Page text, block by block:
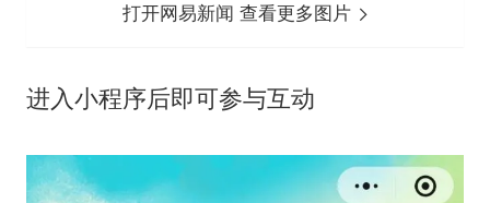
打开网易新闻 查看更多图片
进入小程序后即可参与互动